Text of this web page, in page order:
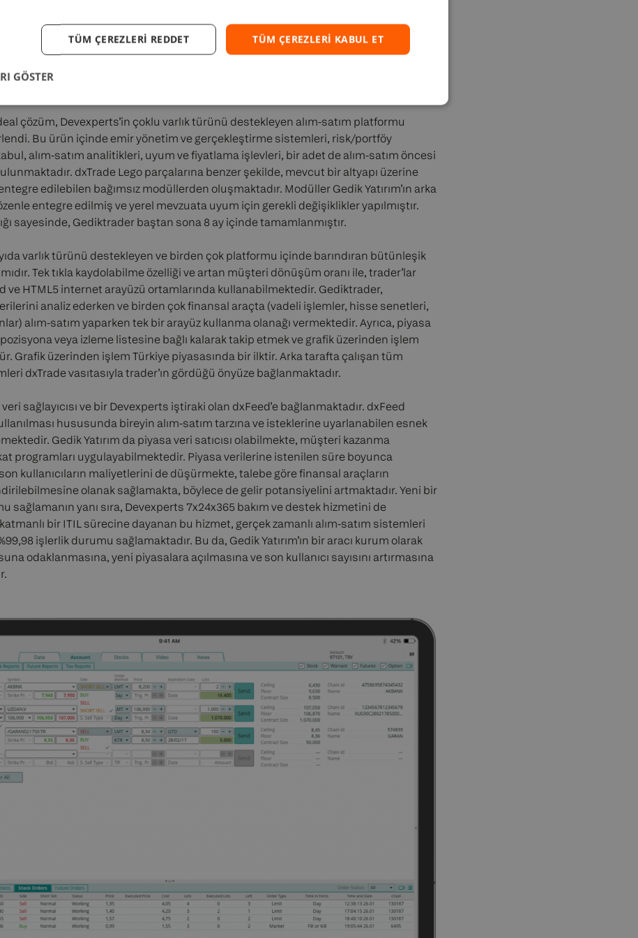
Kurulu Başkan Yardımcısı, Gedik Yatırım
çözüm, Devexperts’in çoklu varlık türünü destekleyen alım-satım platformu
Bu ürün içinde emir yönetim ve gerçekleştirme sistemleri, risk/portföy
alım-satım analitikleri, uyum ve fiyatlama işlevleri, bir adet de alım-satım öncesi
dxTrade Lego parçalarına benzer şekilde, mevcut bir altyapı üzerine
edilebilen bağımsız modüllerden oluşmaktadır. Modüller Gedik Yatırım’ın arka
entegre edilmiş ve yerel mevzuata uyum için gerekli değişiklikler yapılmıştır.
sayesinde, Gediktrader baştan sona 8 ay içinde tamamlanmıştır.
varlık türünü destekleyen ve birden çok platformu içinde barındıran bütünleşik
Tek tıkla kaydolabilme özelliği ve artan müşteri dönüşüm oranı ile, trader’lar
ve HTML5 internet arayüzü ortamlarında kullanabilmektedir. Gediktrader,
analiz ederken ve birden çok finansal araçta (vadeli işlemler, hisse senetleri,
alım-satım yaparken tek bir arayüz kullanma olanağı vermektedir. Ayrıca, piyasa
veya izleme listesine bağlı kalarak takip etmek ve grafik üzerinden işlem
Grafik üzerinden işlem Türkiye piyasasında bir ilktir. Arka tarafta çalışan tüm
dxTrade vasıtasıyla trader’ın gördüğü önyüze bağlanmaktadır.
sağlayıcısı ve bir Devexperts iştiraki olan dxFeed’e bağlanmaktadır. dxFeed
hususunda bireyin alım-satım tarzına ve isteklerine uyarlanabilen esnek
Gedik Yatırım da piyasa veri satıcısı olabilmekte, müşteri kazanma
programları uygulayabilmektedir. Piyasa verilerine istenilen süre boyunca
kullanıcıların maliyetlerini de düşürmekte, talebe göre finansal araçların
olanak sağlamakta, böylece de gelir potansiyelini artmaktadır. Yeni bir
sağlamanın yanı sıra, Devexperts 7x24x365 bakım ve destek hizmetini de
bir ITIL sürecine dayanan bu hizmet, gerçek zamanlı alım-satım sistemleri
işlerlik durumu sağlamaktadır. Bu da, Gedik Yatırım’ın bir aracı kurum olarak
odaklanmasına, yeni piyasalara açılmasına ve son kullanıcı sayısını artırmasına
TÜM ÇEREZLERI KABUL ET
TÜM ÇEREZLERI REDDET
GÖSTER